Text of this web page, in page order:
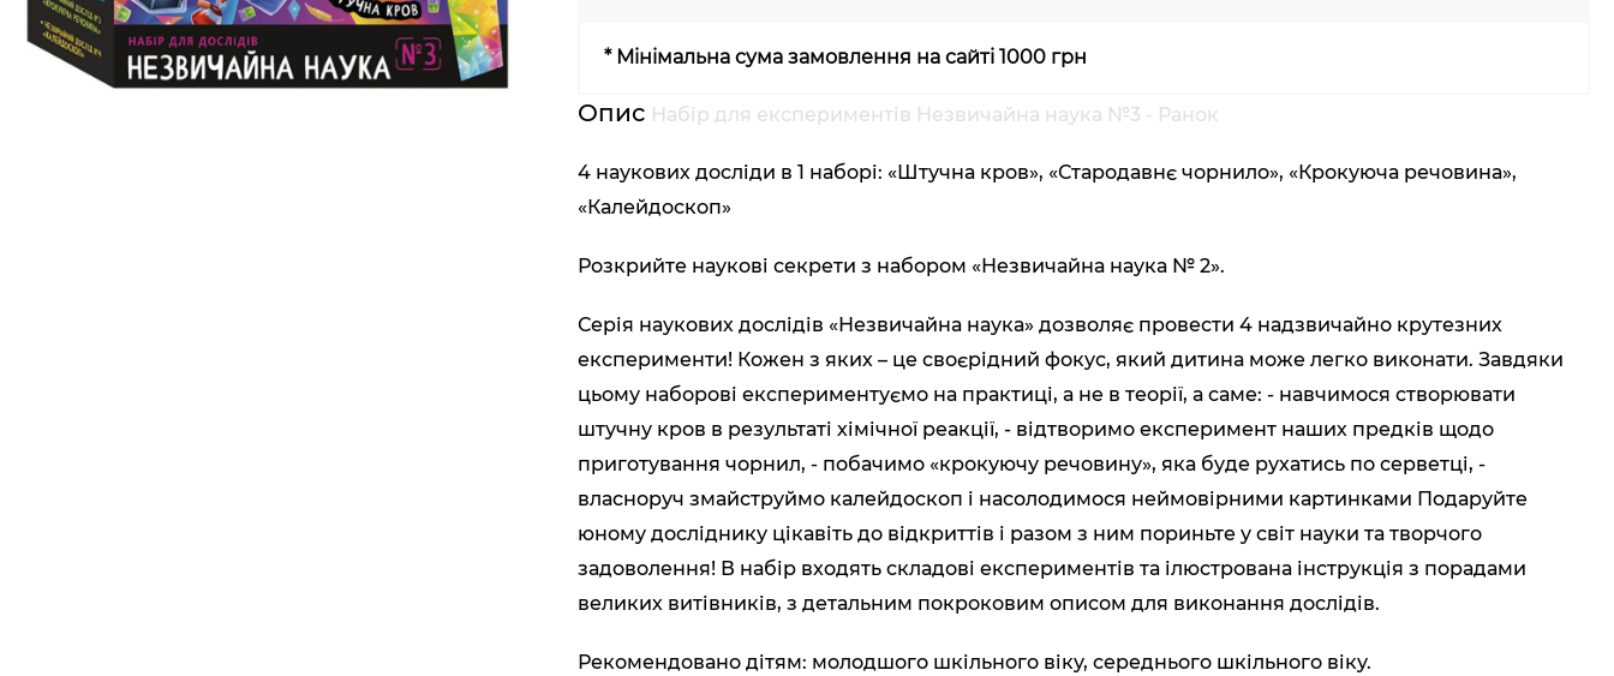
* Мінімальна сума замовлення на сайті 1000 грн
Опис Набір для експериментів Незвичайна наука №3 - Ранок
4 наукових досліди в 1 наборі: «Штучна кров», «Стародавнє чорнило», «Крокуюча речовина»,
«Калейдоскоп»
Розкрийте наукові секрети з набором «Незвичайна наука № 2».
Серія наукових дослідів «Незвичайна наука» дозволяє провести 4 надзвичайно крутезних
експерименти! Кожен з яких – це своєрідний фокус, який дитина може легко виконати. Завдяки
цьому наборові експериментуємо на практиці, а не в теорії, а саме: - навчимося створювати
штучну кров в результаті хімічної реакції, - відтворимо експеримент наших предків щодо
приготування чорнил, - побачимо «крокуючу речовину», яка буде рухатись по серветці, -
власноруч змайструймо калейдоскоп і насолодимося неймовірними картинками Подаруйте
юному досліднику цікавіть до відкриттів і разом з ним пориньте у світ науки та творчого
задоволення! В набір входять складові експериментів та ілюстрована інструкція з порадами
великих витівників, з детальним покроковим описом для виконання дослідів.
Рекомендовано дітям: молодшого шкільного віку, середнього шкільного віку.